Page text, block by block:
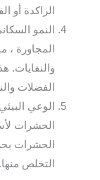
الراكدة أو
النمو
المجاورة ،
والنفايات.
الفضلات
الوعي
الحشرات
الحشرات
التخلص منها.